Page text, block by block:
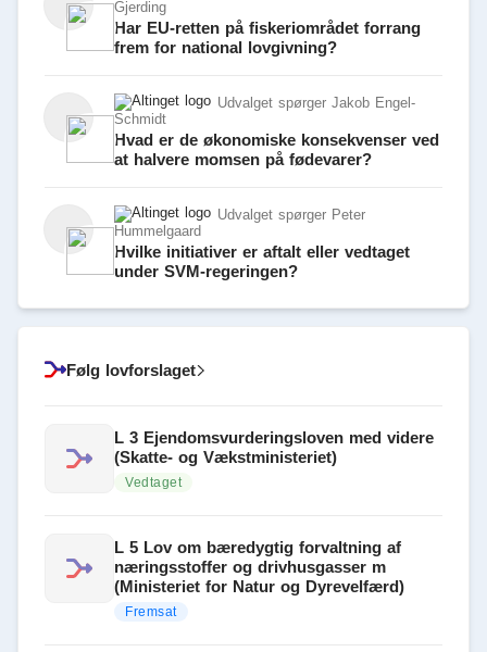
Gjerding
Har EU-retten på fiskeriområdet forrang
frem for national lovgivning?
Udvalget spørger Jakob Engel-
Schmidt
Hvad er de økonomiske konsekvenser ved
at halvere momsen på fødevarer?
Udvalget spørger Peter
Hummelgaard
Hvilke initiativer er aftalt eller vedtaget
under SVM-regeringen?
Følg lovforslaget
L 3 Ejendomsvurderingsloven med videre
(Skatte- og Vækstministeriet)
Vedtaget
L 5 Lov om bæredygtig forvaltning af
næringsstoffer og drivhusgasser m
(Ministeriet for Natur og Dyrevelfærd)
Fremsat